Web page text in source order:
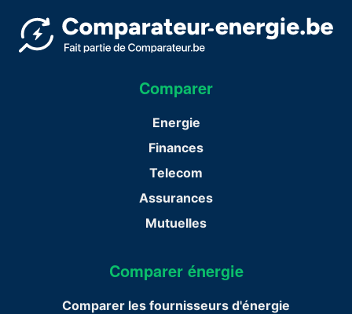
Comparer
Energie
Finances
Telecom
Assurances
Mutuelles
Comparer énergie
Comparer les fournisseurs d'énergie